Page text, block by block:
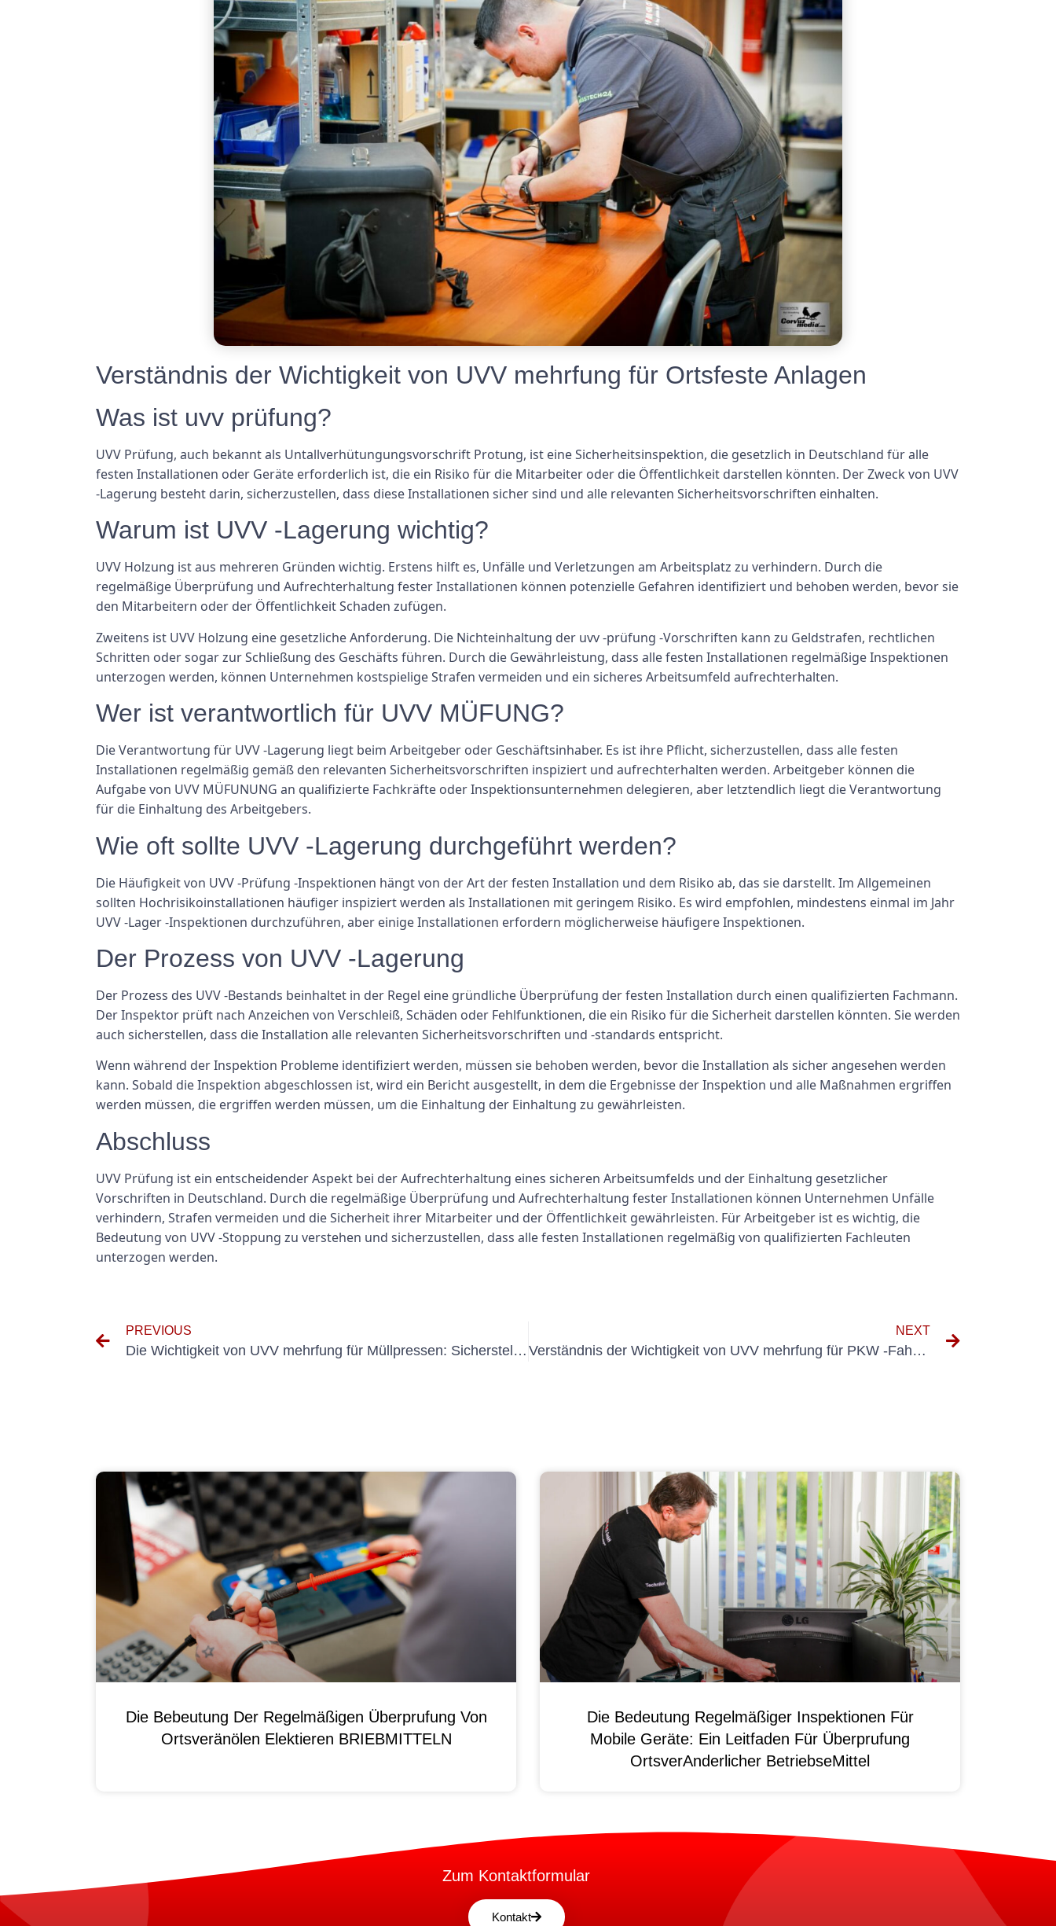
Verständnis der Wichtigkeit von UVV mehrfung für Ortsfeste Anlagen
Was ist uvv prüfung?
UVV Prüfung, auch bekannt als Untallverhütungungsvorschrift Protung, ist eine Sicherheitsinspektion, die gesetzlich in Deutschland für alle
festen Installationen oder Geräte erforderlich ist, die ein Risiko für die Mitarbeiter oder die Öffentlichkeit darstellen könnten. Der Zweck von UVV
-Lagerung besteht darin, sicherzustellen, dass diese Installationen sicher sind und alle relevanten Sicherheitsvorschriften einhalten.
Warum ist UVV -Lagerung wichtig?
UVV Holzung ist aus mehreren Gründen wichtig. Erstens hilft es, Unfälle und Verletzungen am Arbeitsplatz zu verhindern. Durch die
regelmäßige Überprüfung und Aufrechterhaltung fester Installationen können potenzielle Gefahren identifiziert und behoben werden, bevor sie
den Mitarbeitern oder der Öffentlichkeit Schaden zufügen.
Zweitens ist UVV Holzung eine gesetzliche Anforderung. Die Nichteinhaltung der uvv -prüfung -Vorschriften kann zu Geldstrafen, rechtlichen
Schritten oder sogar zur Schließung des Geschäfts führen. Durch die Gewährleistung, dass alle festen Installationen regelmäßige Inspektionen
unterzogen werden, können Unternehmen kostspielige Strafen vermeiden und ein sicheres Arbeitsumfeld aufrechterhalten.
Wer ist verantwortlich für UVV MÜFUNG?
Die Verantwortung für UVV -Lagerung liegt beim Arbeitgeber oder Geschäftsinhaber. Es ist ihre Pflicht, sicherzustellen, dass alle festen
Installationen regelmäßig gemäß den relevanten Sicherheitsvorschriften inspiziert und aufrechterhalten werden. Arbeitgeber können die
Aufgabe von UVV MÜFUNUNG an qualifizierte Fachkräfte oder Inspektionsunternehmen delegieren, aber letztendlich liegt die Verantwortung
für die Einhaltung des Arbeitgebers.
Wie oft sollte UVV -Lagerung durchgeführt werden?
Die Häufigkeit von UVV -Prüfung -Inspektionen hängt von der Art der festen Installation und dem Risiko ab, das sie darstellt. Im Allgemeinen
sollten Hochrisikoinstallationen häufiger inspiziert werden als Installationen mit geringem Risiko. Es wird empfohlen, mindestens einmal im Jahr
UVV -Lager -Inspektionen durchzuführen, aber einige Installationen erfordern möglicherweise häufigere Inspektionen.
Der Prozess von UVV -Lagerung
Der Prozess des UVV -Bestands beinhaltet in der Regel eine gründliche Überprüfung der festen Installation durch einen qualifizierten Fachmann.
Der Inspektor prüft nach Anzeichen von Verschleiß, Schäden oder Fehlfunktionen, die ein Risiko für die Sicherheit darstellen könnten. Sie werden
auch sicherstellen, dass die Installation alle relevanten Sicherheitsvorschriften und -standards entspricht.
Wenn während der Inspektion Probleme identifiziert werden, müssen sie behoben werden, bevor die Installation als sicher angesehen werden
kann. Sobald die Inspektion abgeschlossen ist, wird ein Bericht ausgestellt, in dem die Ergebnisse der Inspektion und alle Maßnahmen ergriffen
werden müssen, die ergriffen werden müssen, um die Einhaltung der Einhaltung zu gewährleisten.
Abschluss
UVV Prüfung ist ein entscheidender Aspekt bei der Aufrechterhaltung eines sicheren Arbeitsumfelds und der Einhaltung gesetzlicher
Vorschriften in Deutschland. Durch die regelmäßige Überprüfung und Aufrechterhaltung fester Installationen können Unternehmen Unfälle
verhindern, Strafen vermeiden und die Sicherheit ihrer Mitarbeiter und der Öffentlichkeit gewährleisten. Für Arbeitgeber ist es wichtig, die
Bedeutung von UVV -Stoppung zu verstehen und sicherzustellen, dass alle festen Installationen regelmäßig von qualifizierten Fachleuten
unterzogen werden.
PREVIOUS
Die Wichtigkeit von UVV mehrfung für Müllpressen: Sicherstellung der Sicherheit in der Abfallwirtschaft
NEXT
Verständnis der Wichtigkeit von UVV mehrfung für PKW -Fahrzeuge durch Dekra
Die Bebeutung Der Regelmäßigen Überprufung Von
Ortsveränölen Elektieren BRIEBMITTELN
Die Bedeutung Regelmäßiger Inspektionen Für
Mobile Geräte: Ein Leitfaden Für Überprufung
OrtsverAnderlicher BetriebseMittel
Zum Kontaktformular
Kontakt